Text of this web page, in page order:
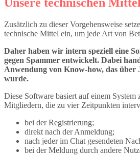
Zusätzlich zu dieser Vorgehensweise
technische Mittel ein, um jede Art von
Daher haben wir intern speziell eine
gegen Spammer entwickelt. Dabei
Anwendung von Know-how, das über
wurde.
Diese Software basiert auf einem System
Mitgliedern, die zu vier Zeitpunkten
bei der Registrierung;
direkt nach der Anmeldung;
nach jeder im Chat gesendeten
bei der Meldung durch andere